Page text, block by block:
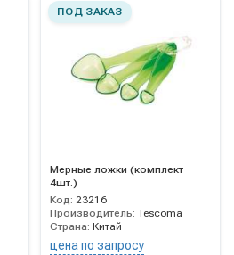
ПОД ЗАКАЗ
Мерные ложки (комплект
4шт.)
Код: 23216
Производитель: Tescoma
Страна: Китай
цена по запросу